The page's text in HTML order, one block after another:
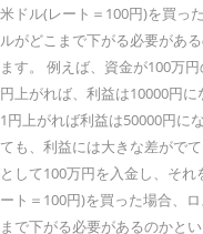
米ドル(レート＝100円)を買っ
ルがどこまで下がる必要があ
ます。 例えば、資金が100万
円上がれば、利益は10000円に
1円上がれば利益は50000円に
ても、利益には大きな差がで
として100万円を入金し、そ
ート＝100円)を買った場合、
まで下がる必要があるのかと